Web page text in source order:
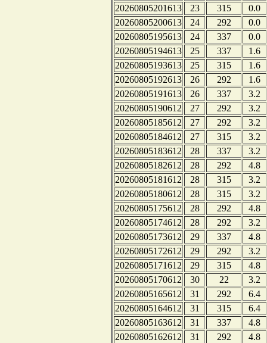
20260805201613 23 315
0.0
20260805200613
24 292
0.0
20260805195613
24 337
0.0
20260805194613
25 337
1.6
20260805193613
25 315
1.6
20260805192613
26 292
1.6
20260805191613
26 337
3.2
20260805190612
27 292
3.2
20260805185612
27 292
3.2
20260805184612
27 315
3.2
20260805183612
28 337
3.2
20260805182612
28 292
4.8
20260805181612
28 315
3.2
20260805180612
28 315
3.2
20260805175612
28 292
4.8
20260805174612
28 292
3.2
20260805173612
29 337
4.8
20260805172612
29 292
3.2
20260805171612
29 315
4.8
20260805170612
30 22
3.2
20260805165612
31 292
6.4
20260805164612
31 315
6.4
20260805163612
31 337
4.8
20260805162612
31 292
4.8